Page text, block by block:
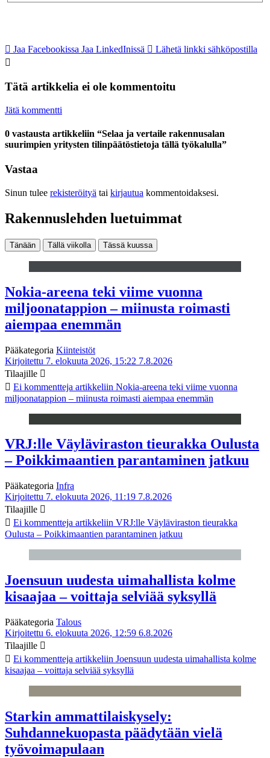
Jaa Facebookissa Jaa LinkedInissä Lähetä linkki sähköpostilla
Tätä artikkelia ei ole kommentoitu
Jätä kommentti
0 vastausta artikkeliin “Selaa ja vertaile rakennusalan
suurimpien yritysten tilinpäätöstietoja tällä työkalulla”
Vastaa
Sinun tulee rekisteröityä tai kirjautua kommentoidaksesi.
Rakennuslehden luetuimmat
Tänään Tällä viikolla Tässä kuussa
Nokia-areena teki viime vuonna
miljoonatappion – miinusta roimasti
aiempaa enemmän
Pääkategoria Kiinteistöt
Kirjoitettu 7. elokuuta 2026, 15:22 7.8.2026
Tilaajille
Ei kommentteja artikkeliin Nokia-areena teki viime vuonna
miljoonatappion – miinusta roimasti aiempaa enemmän
VRJ:lle Väyläviraston tieurakka Oulusta
– Poikkimaantien parantaminen jatkuu
Pääkategoria Infra
Kirjoitettu 7. elokuuta 2026, 11:19 7.8.2026
Tilaajille
Ei kommentteja artikkeliin VRJ:lle Väyläviraston tieurakka
Oulusta – Poikkimaantien parantaminen jatkuu
Joensuun uudesta uimahallista kolme
kisaajaa – voittaja selviää syksyllä
Pääkategoria Talous
Kirjoitettu 6. elokuuta 2026, 12:59 6.8.2026
Tilaajille
Ei kommentteja artikkeliin Joensuun uudesta uimahallista kolme
kisaajaa – voittaja selviää syksyllä
Starkin ammattilaiskysely:
Suhdannekuopasta päädytään vielä
työvoimapulaan